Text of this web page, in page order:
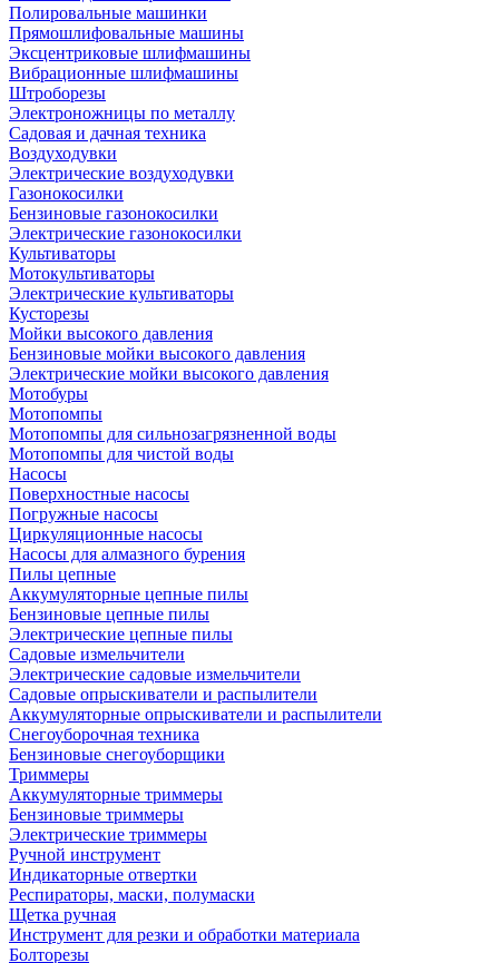
Полировальные машинки
Прямошлифовальные машины
Эксцентриковые шлифмашины
Вибрационные шлифмашины
Штроборезы
Электроножницы по металлу
Садовая и дачная техника
Воздуходувки
Электрические воздуходувки
Газонокосилки
Бензиновые газонокосилки
Электрические газонокосилки
Культиваторы
Мотокультиваторы
Электрические культиваторы
Кусторезы
Мойки высокого давления
Бензиновые мойки высокого давления
Электрические мойки высокого давления
Мотобуры
Мотопомпы
Мотопомпы для сильнозагрязненной воды
Мотопомпы для чистой воды
Насосы
Поверхностные насосы
Погружные насосы
Циркуляционные насосы
Насосы для алмазного бурения
Пилы цепные
Аккумуляторные цепные пилы
Бензиновые цепные пилы
Электрические цепные пилы
Садовые измельчители
Электрические садовые измельчители
Садовые опрыскиватели и распылители
Аккумуляторные опрыскиватели и распылители
Снегоуборочная техника
Бензиновые снегоуборщики
Триммеры
Аккумуляторные триммеры
Бензиновые триммеры
Электрические триммеры
Ручной инструмент
Индикаторные отвертки
Респираторы, маски, полумаски
Щетка ручная
Инструмент для резки и обработки материала
Болторезы